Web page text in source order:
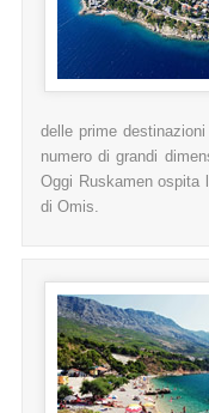
delle prime
numero di grandi
Oggi Ruskamen ospita
di Omis.